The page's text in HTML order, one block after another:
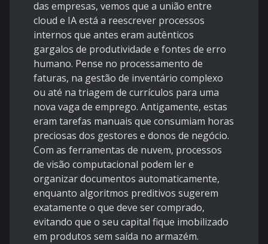
das empresas, vemos que a união entre
cloud e IA está a reescrever processos
internos que antes eram autênticos
gargalos de produtividade e fontes de erro
humano. Pense no processamento de
faturas, na gestão de inventário complexo
ou até na triagem de currículos para uma
nova vaga de emprego. Antigamente, estas
eram tarefas manuais que consumiam horas
preciosas dos gestores e donos de negócio.
Com as ferramentas de nuvem, processos
de visão computacional podem ler e
organizar documentos automaticamente,
enquanto algoritmos preditivos sugerem
exatamente o que deve ser comprado,
evitando que o seu capital fique imobilizado
em produtos sem saída no armazém.